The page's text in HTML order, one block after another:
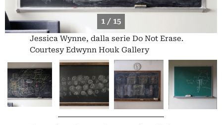
1 / 15
Jessica Wynne, dalla serie Do Not Erase.
Courtesy Edwynn Houk Gallery